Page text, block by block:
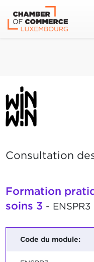
Consultation
Formation
soins 3 - ENSPR3
Code du module: